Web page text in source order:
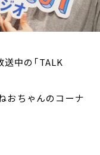
中の「TALK
おちゃんのコーナ